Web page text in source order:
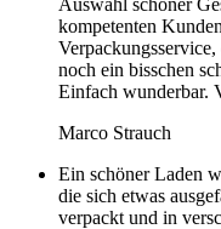
Auswahl schöner
kompetenten
noch ein bisschen
Einfach wunderbar.
Marco Strauch
Ein schöner Laden
die sich etwas
verpackt und in